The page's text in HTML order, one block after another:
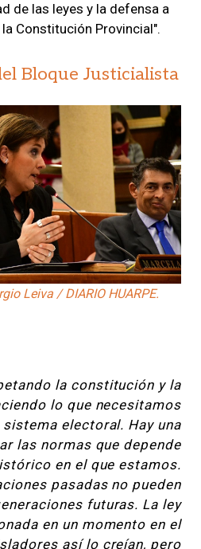
de las leyes y la defensa a
Constitución Provincial".
Bloque Justicialista
Leiva / DIARIO HUARPE.
la constitución y la
lo que necesitamos
sistema electoral. Hay una
las normas que depende
en el que estamos.
pasadas no pueden
futuras. La ley
en un momento en el
así lo creían, pero